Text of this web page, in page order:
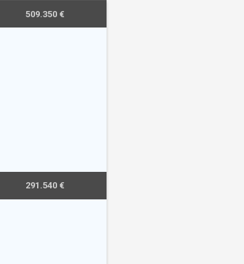
509.350 €
291.540 €